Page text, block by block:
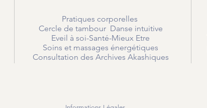
Pratiques corporelles
Cercle de tambour Danse intuitive
Eveil à soi-Santé-Mieux Etre
Soins et massages énergétiques
Consultation des Archives Akashiques